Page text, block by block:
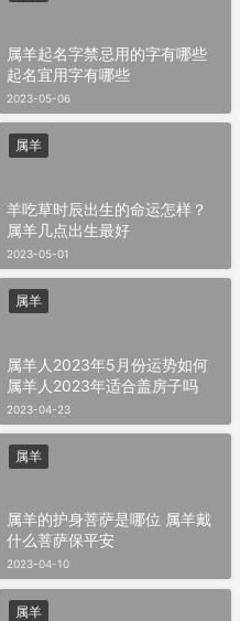
属羊起名字禁忌用的字有哪些
起名宜用字有哪些
2023-05-06
羊吃草时辰出生的命运怎样？
属羊几点出生最好
2023-05-01
属羊
属羊人2023年5月份运势如何
属羊人2023年适合盖房子吗
2023-04-23
属羊
属羊的护身菩萨是哪位 属羊戴
什么菩萨保平安
2023-04-10
属羊
属羊